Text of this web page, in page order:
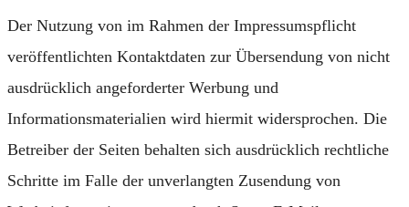
Der Nutzung von im Rahmen der Impressumspflicht
veröffentlichten Kontaktdaten zur Übersendung von nicht
ausdrücklich angeforderter Werbung und
Informationsmaterialien wird hiermit widersprochen. Die
Betreiber der Seiten behalten sich ausdrücklich rechtliche
Schritte im Falle der unverlangten Zusendung von